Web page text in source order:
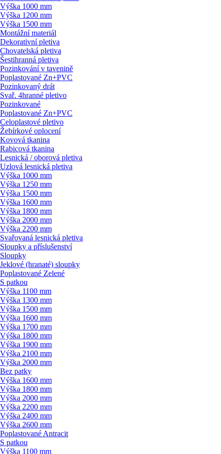
Výška 1000 mm
Výška 1200 mm
Výška 1500 mm
Montážní materiál
Dekorativní pletiva
Chovatelská pletiva
Šestihranná pletiva
Pozinkování v tavenině
Poplastované Zn+PVC
Pozinkovaný drát
Svař. 4hranné pletivo
Pozinkované
Poplastované Zn+PVC
Celoplastové pletivo
Žebírkové oplocení
Kovová tkanina
Rabicová tkanina
Lesnická / oborová pletiva
Uzlová lesnická pletiva
Výška 1000 mm
Výška 1250 mm
Výška 1500 mm
Výška 1600 mm
Výška 1800 mm
Výška 2000 mm
Výška 2200 mm
Svařovaná lesnická pletiva
Sloupky a příslušenství
Sloupky
Jeklové (hranaté) sloupky
Poplastované Zelené
S patkou
Výška 1100 mm
Výška 1300 mm
Výška 1500 mm
Výška 1600 mm
Výška 1700 mm
Výška 1800 mm
Výška 1900 mm
Výška 2100 mm
Výška 2000 mm
Bez patky
Výška 1600 mm
Výška 1800 mm
Výška 2000 mm
Výška 2200 mm
Výška 2400 mm
Výška 2600 mm
Poplastované Antracit
S patkou
Výška 1100 mm